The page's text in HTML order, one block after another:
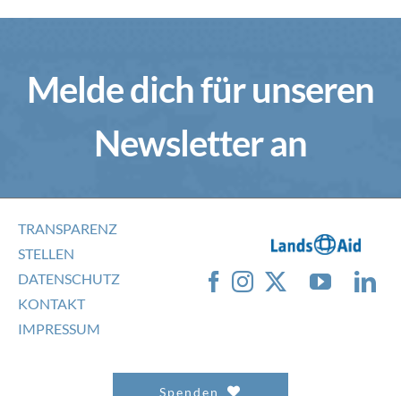
Melde dich für unseren
Newsletter an
TRANSPARENZ
STELLEN
DATENSCHUTZ
KONTAKT
IMPRESSUM